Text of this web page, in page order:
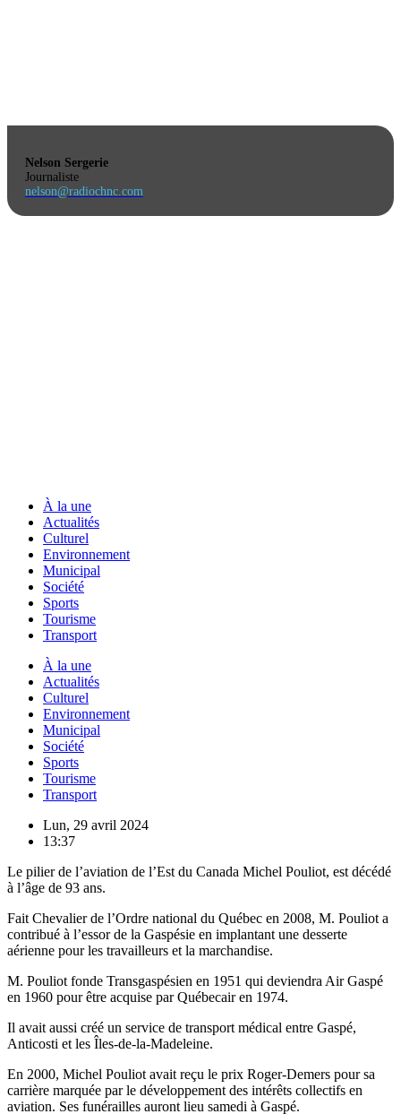
Nelson Sergerie
Journaliste
nelson@radiochnc.com
À la une
Actualités
Culturel
Environnement
Municipal
Société
Sports
Tourisme
Transport
À la une
Actualités
Culturel
Environnement
Municipal
Société
Sports
Tourisme
Transport
Lun, 29 avril 2024
13:37
Le pilier de l’aviation de l’Est du Canada Michel Pouliot, est décédé
à l’âge de 93 ans.
Fait Chevalier de l’Ordre national du Québec en 2008, M. Pouliot a
contribué à l’essor de la Gaspésie en implantant une desserte
aérienne pour les travailleurs et la marchandise.
M. Pouliot fonde Transgaspésien en 1951 qui deviendra Air Gaspé
en 1960 pour être acquise par Québecair en 1974.
Il avait aussi créé un service de transport médical entre Gaspé,
Anticosti et les Îles-de-la-Madeleine.
En 2000, Michel Pouliot avait reçu le prix Roger-Demers pour sa
carrière marquée par le développement des intérêts collectifs en
aviation. Ses funérailles auront lieu samedi à Gaspé.